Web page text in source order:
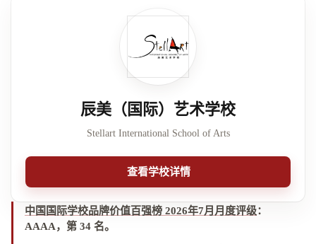
中国国际学校品牌价值百强榜 2026年7月月度评级：
AAAA，第 34 名。
辰美（国际）艺术学校
Stellart International School of Arts
查看学校详情